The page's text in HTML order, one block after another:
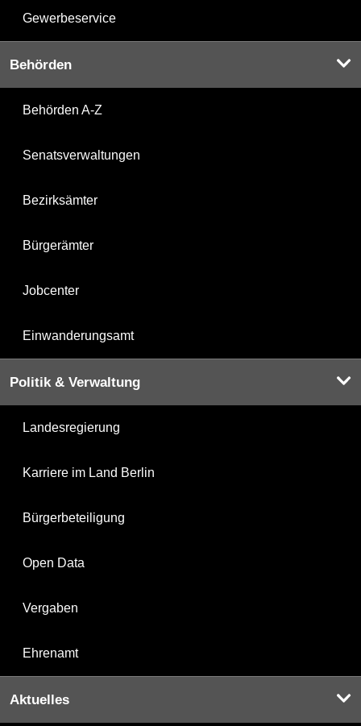
Gewerbeservice
Behörden
Behörden A-Z
Senatsverwaltungen
Bezirksämter
Bürgerämter
Jobcenter
Einwanderungsamt
Politik & Verwaltung
Landesregierung
Karriere im Land Berlin
Bürgerbeteiligung
Open Data
Vergaben
Ehrenamt
Aktuelles